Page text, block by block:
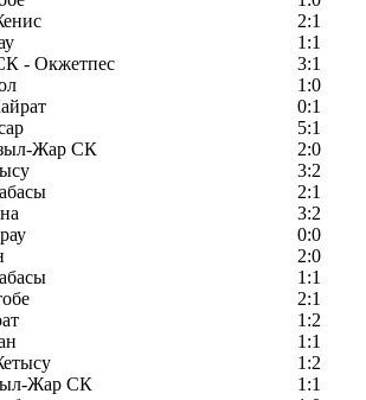
2:1
1:1
- Окжетпес
3:1
1:0
0:1
5:1
Жар СК
2:0
3:2
2:1
3:2
0:0
2:0
1:1
2:1
1:2
1:1
1:2
Жар СК
1:1